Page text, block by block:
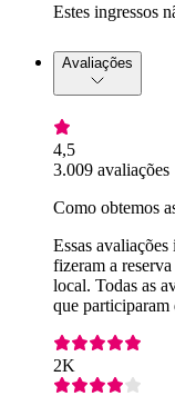
Estes ingressos
Avaliações
4,5
3.009 avaliações
Como obtemos
Essas
fizeram a
local. Todas as
que participaram
2K